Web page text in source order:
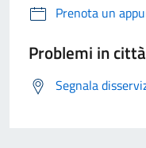
Prenota un
Problemi in città
Segnala